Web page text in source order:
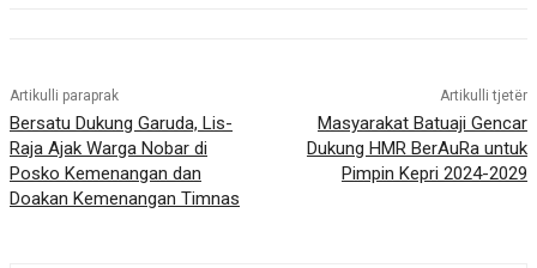
Artikulli paraprak
Bersatu Dukung Garuda, Lis-
Raja Ajak Warga Nobar di
Posko Kemenangan dan
Doakan Kemenangan Timnas
Artikulli tjetër
Masyarakat Batuaji Gencar
Dukung HMR BerAuRa untuk
Pimpin Kepri 2024-2029